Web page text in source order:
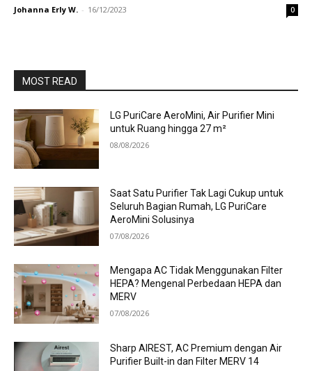
Johanna Erly W. - 16/12/2023 0
MOST READ
LG PuriCare AeroMini, Air Purifier Mini
untuk Ruang hingga 27 m²
08/08/2026
Saat Satu Purifier Tak Lagi Cukup untuk
Seluruh Bagian Rumah, LG PuriCare
AeroMini Solusinya
07/08/2026
Mengapa AC Tidak Menggunakan Filter
HEPA? Mengenal Perbedaan HEPA dan
MERV
07/08/2026
Sharp AIREST, AC Premium dengan Air
Purifier Built-in dan Filter MERV 14